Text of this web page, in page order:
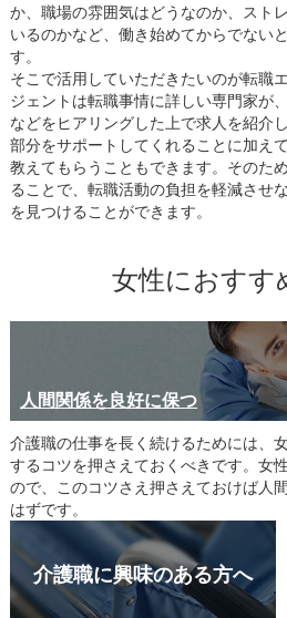
か、職場の雰囲気はどうなのか、スト
いるのかなど、働き始めてからでない
す。
そこで活用していただきたいのが転職
ジェントは転職事情に詳しい専門家が
などをヒアリングした上で求人を紹介
部分をサポートしてくれることに加え
教えてもらうこともできます。そのた
ることで、転職活動の負担を軽減させ
を見つけることができます。
女性におすす
人間関係を良好に保つ
介護職の仕事を長く続けるためには、
するコツを押さえておくべきです。女
ので、このコツさえ押さえておけば人
はずです。
介護職に興味のある方へ